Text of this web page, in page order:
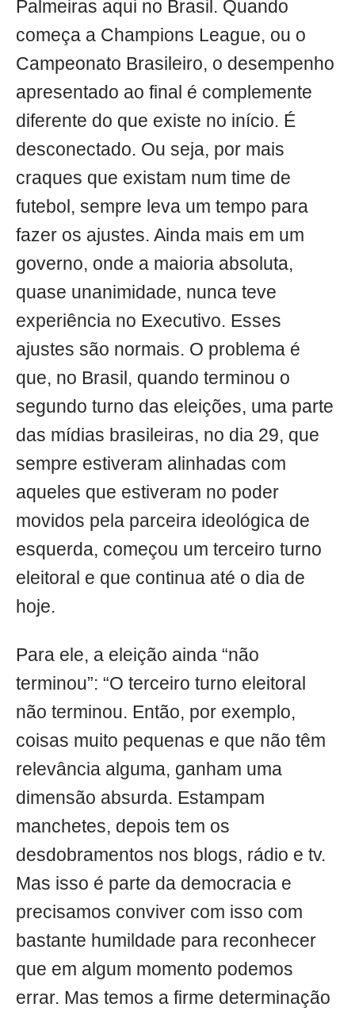
Palmeiras aqui no Brasil. Quando
começa a Champions League, ou o
Campeonato Brasileiro, o desempenho
apresentado ao final é complemente
diferente do que existe no início. É
desconectado. Ou seja, por mais
craques que existam num time de
futebol, sempre leva um tempo para
fazer os ajustes. Ainda mais em um
governo, onde a maioria absoluta,
quase unanimidade, nunca teve
experiência no Executivo. Esses
ajustes são normais. O problema é
que, no Brasil, quando terminou o
segundo turno das eleições, uma parte
das mídias brasileiras, no dia 29, que
sempre estiveram alinhadas com
aqueles que estiveram no poder
movidos pela parceira ideológica de
esquerda, começou um terceiro turno
eleitoral e que continua até o dia de
hoje.
Para ele, a eleição ainda “não
terminou”: “O terceiro turno eleitoral
não terminou. Então, por exemplo,
coisas muito pequenas e que não têm
relevância alguma, ganham uma
dimensão absurda. Estampam
manchetes, depois tem os
desdobramentos nos blogs, rádio e tv.
Mas isso é parte da democracia e
precisamos conviver com isso com
bastante humildade para reconhecer
que em algum momento podemos
errar. Mas temos a firme determinação